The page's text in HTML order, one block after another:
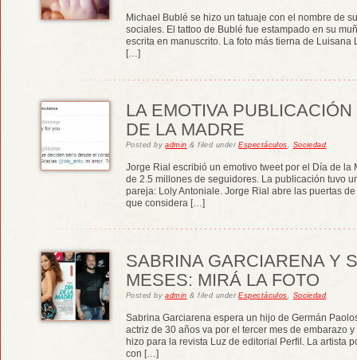
Michael Bublé se hizo un tatuaje con el nombre de
sociales. El tattoo de Bublé fue estampado en su
escrita en manuscrito. La foto más tierna de
[…]
LA EMOTIVA
DE LA MADRE
Postedbyadmin & filed underEspectáculos Sociedad.
Jorge Rial escribió un emotivo tweet por el Día de la
de 2.5 millones de seguidores. La publicación tuvo
pareja: Loly Antoniale. Jorge Rial abre las puertas
que considera […]
SABRINA GARCIARENA Y
MESES: MIRÁ LA FOTO
Postedbyadmin & filed underEspectáculos Sociedad.
Sabrina Garciarena espera un hijo de Germán
actriz de 30 años va por el tercer mes de embarazo
hizo para la revista Luz de editorial Perfil. La artista
con […]